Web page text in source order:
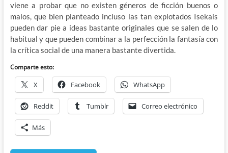
viene a probar que no existen géneros de ficción buenos o
malos, que bien planteado incluso las tan explotados Isekais
pueden dar pie a ideas bastante originales que se salen de lo
habitual y que pueden combinar a la perfección la fantasía con
la crítica social de una manera bastante divertida.
Comparte esto:
X Facebook WhatsApp
Reddit Tumblr Correo electrónico
Más